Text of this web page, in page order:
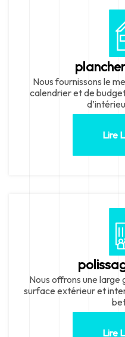
Nous fournissons le
calendrier et de
Lire
Nous offrons une
surface extérieur et
Lire